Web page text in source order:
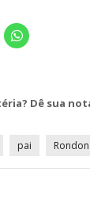
Clique
para
janela)
Dê sua
pai